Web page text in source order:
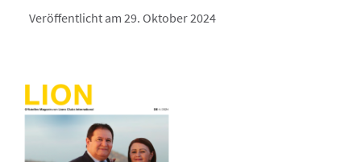
Veröffentlicht am 29. Oktober 2024